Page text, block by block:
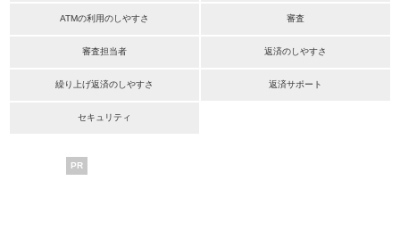
ATMの利用のしやすさ 審査
審査担当者 返済のしやすさ
繰り上げ返済のしやすさ 返済サポート
セキュリティ
PR